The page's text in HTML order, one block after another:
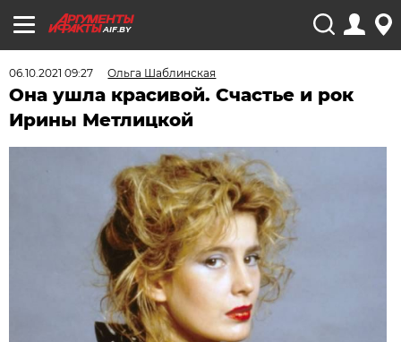
AIF.BY
06.10.2021 09:27 Ольга Шаблинская
Она ушла красивой. Счастье и рок
Ирины Метлицкой